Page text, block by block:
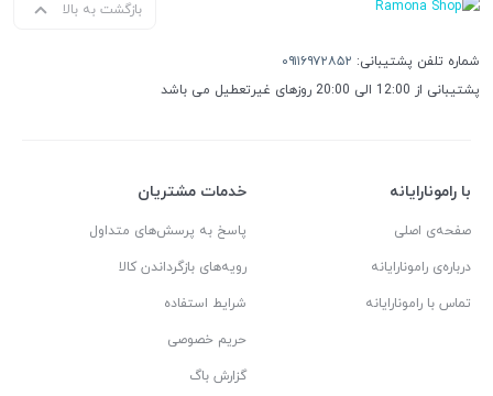
بازگشت به بالا
شماره تلفن پشتیبانی: ۰۹۱۱۶۹۷۲۸۵۲
پشتیبانی از 12:00 الی 20:00 روزهای غیرتعطیل می باشد
با رامونارایانه
صفحه‌ی اصلی
درباره‌ی رامونارایانه
تماس با رامونارایانه
خدمات مشتریان
پاسخ به پرسش‌های متداول
رویه‌های بازگرداندن کالا
شرایط استفاده
حریم خصوصی
گزارش باگ